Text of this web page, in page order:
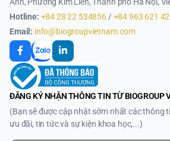
Hotline: +84 28 22 534856 /+84 963 621
Email: info@biogroupvietnam.com
ĐĂNG KÝ NHẬN THÔNG TIN TỪ BIOGROUP
(Bạn sẽ được cập nhật sớm nhất các thông
ưu đãi, tin tức và sự kiện khoa học,...)